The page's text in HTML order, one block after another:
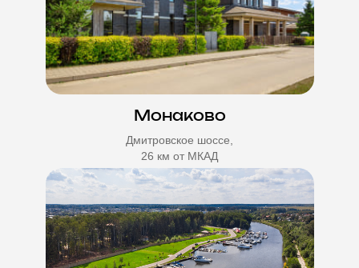
Монаково
Дмитровское шоссе,
26 км от МКАД